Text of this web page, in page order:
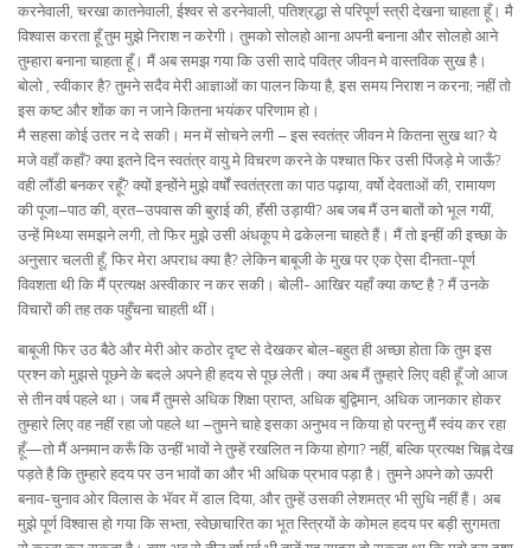
करनेवाली, चरखा कातनेवाली, ईश्वर से डरनेवाली, पतिश्रद्धा से परिपूर्ण स्त्री देखना चाहता हूँ। मै
विश्वास करता हूँ तुम मुझे निराश न करेगी। तुमको सोलहो आना अपनी बनाना और सोलहो आने
तुम्हारा बनाना चाहता हूँ। मैं अब समझ गया कि उसी सादे पवित्र जीवन मे वास्तविक सुख है।
बोलो , स्वीकार है? तुमने सदैव मेरी आज्ञाओं का पालन किया है, इस समय निराश न करना; नहीं तो
इस कष्ट और शोंक का न जाने कितना भयंकर परिणाम हो।
मै सहसा कोई उतर न दे सकी। मन में सोचने लगी – इस स्वतंत्र जीवन मे कितना सुख था? ये
मजे वहाँ कहाँ? क्या इतने दिन स्वतंत्र वायु मे विचरण करने के पश्चात फिर उसी पिंजड़े मे जाऊँ?
वही लौंडी बनकर रहूँ? क्यों इन्होंने मुझे वर्षों स्वतंत्रता का पाठ पढ़ाया, वर्षो देवताओं की, रामायण
की पूजा–पाठ की, व्रत–उपवास की बुराई की, हॅंसी उड़ायी? अब जब मैं उन बातों को भूल गयीं,
उन्हें मिथ्या समझने लगी, तो फिर मुझे उसी अंधकूप मे ढकेलना चाहते हैं। मैं तो इन्हीं की इच्छा के
अनुसार चलती हूँ, फिर मेरा अपराध क्या है? लेकिन बाबूजी के मुख पर एक ऐसा दीनता-पूर्ण
विवशता थी कि मैं प्रत्यक्ष अस्वीकार न कर सकी। बोली- आखिर यहाँ क्या कष्ट है ? मैं उनके
विचारों की तह तक पहुँचना चाहती थीं।
बाबूजी फिर उठ बैठे और मेरी ओर कठोर दृष्ट से देखकर बोल-बहुत ही अच्छा होता कि तुम इस
प्रश्न को मुझसे पूछने के बदले अपने ही हदय से पूछ लेती। क्या अब मैं तुम्हारे लिए वही हूँ जो आज
से तीन वर्ष पहले था। जब मैं तुमसे अधिक शिक्षा प्राप्त, अधिक बुद्विमान, अधिक जानकार होकर
तुम्हारे लिए वह नहीं रहा जो पहले था –तुमने चाहे इसका अनुभव न किया हो परन्तु मैं स्वंय कर रहा
हूँ—तो मैं अनमान करूँ कि उन्हीं भावों ने तुम्हें रखलित न किया होगा? नहीं, बल्कि प्रत्यक्ष चिह्ल देख
पड़ते है कि तुम्हारे हदय पर उन भावों का और भी अधिक प्रभाव पड़ा है। तुमने अपने को ऊपरी
बनाव-चुनाव ओर विलास के भॅवर में डाल दिया, और तुम्हें उसकी लेशमत्र भी सुधि नहीं हैं। अब
मुझे पूर्ण विश्वास हो गया कि सभ्ता, स्वेछाचारित का भूत स्त्रियों के कोमल हदय पर बड़ी सुगमता